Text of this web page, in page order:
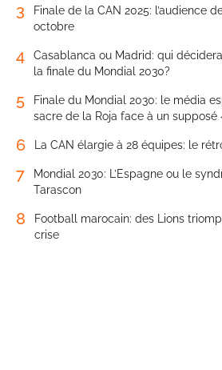
3
Finale de la CAN 2025: l’audience
octobre
4
Casablanca ou Madrid: qui
la finale du Mondial 2030?
5
Finale du Mondial 2030: le média
sacre de la Roja face à un
6 La CAN élargie à 28 équipes: le
7
Mondial 2030: L’Espagne ou le
Tarascon
8
Football marocain: des Lions
crise